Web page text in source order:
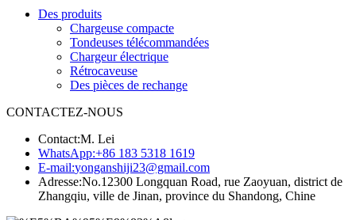
Des produits
Chargeuse compacte
Tondeuses télécommandées
Chargeur électrique
Rétrocaveuse
Des pièces de rechange
CONTACTEZ-NOUS
Contact:M. Lei
WhatsApp:+86 183 5318 1619
E-mail:yonganshiji23@gmail.com
Adresse:No.12300 Longquan Road, rue Zaoyuan, district de
Zhangqiu, ville de Jinan, province du Shandong, Chine